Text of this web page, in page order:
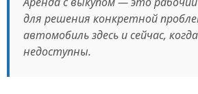
для решения конкретной
автомобиль здесь и сейчас,
недоступны.